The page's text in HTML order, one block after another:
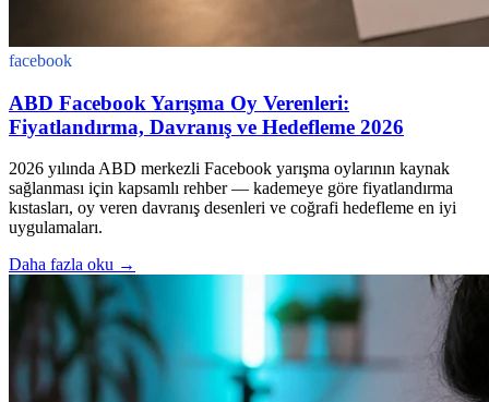
facebook
ABD Facebook Yarışma Oy Verenleri:
Fiyatlandırma, Davranış ve Hedefleme 2026
2026 yılında ABD merkezli Facebook yarışma oylarının kaynak
sağlanması için kapsamlı rehber — kademeye göre fiyatlandırma
kıstasları, oy veren davranış desenleri ve coğrafi hedefleme en iyi
uygulamaları.
Daha fazla oku →